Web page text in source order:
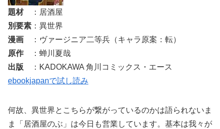
題材
：居酒屋
別要素 ：異世界
漫画
：ヴァージニア二等兵（キャラ原案：転）
原作
：蝉川夏哉
出版
：KADOKAWA 角川コミックス・エース
ebookjapanで試し読み
何故、異世界とこちらが繋がっているのかは語られないま
ま「居酒屋のぶ」は今日も営業しています。基本は我々が